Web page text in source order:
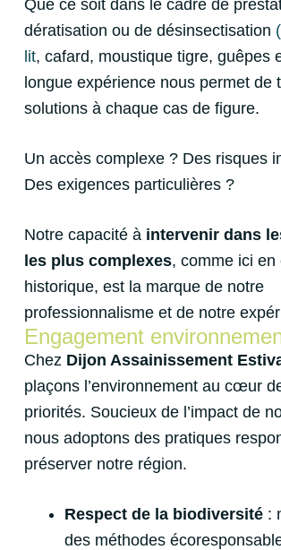
Que ce soit dans le cadre de
dératisation ou de désinsectisation
lit, cafard, moustique tigre, guêpes
longue expérience nous permet de
solutions à chaque cas de figure.
Un accès complexe ? Des risques
Des exigences particulières ?
Notre capacité àintervenir dans
les plus complexes, comme ici en
historique, est la marque de notre
professionnalisme et de notre
Engagement
Chez Dijon Assainissement
plaçons l’environnement au cœur
priorités. Soucieux de l’impact de
nous adoptons des pratiques
préserver notre région.
Respect de la biodiversité:
des méthodes